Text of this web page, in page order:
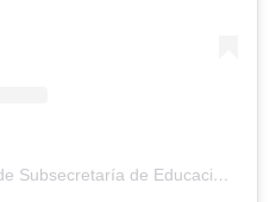
Una publicación compartida de Subsecretaría de Educación Parvularia (@subseducacionparvularia)